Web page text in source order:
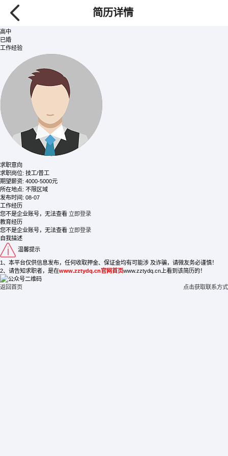
简历详情
/ 先生
182****1180
【查看需要80金币】
高中
已婚
工作经验
求职意向
求职岗位: 技工/普工
期望薪资: 4000-5000元
所在地点: 不限区域
发布时间: 08-07
工作经历
您不是企业账号，无法查看 立即登录
教育经历
您不是企业账号，无法查看 立即登录
自我描述
温馨提示
1、本平台仅供信息发布，任何收取押金、保证金均有可能涉 及诈骗，请微友务必谨慎！
2、请告知求职者，是在www.zztydq.cn官网首页www.zztydq.cn上看到该简历的！
返回首页 点击获取联系方式